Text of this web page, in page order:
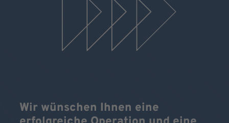
Wir wünschen Ihnen eine